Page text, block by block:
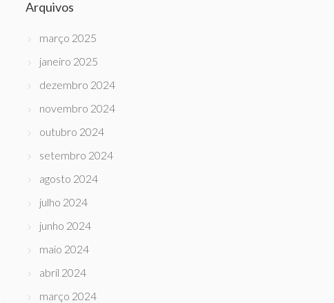
Arquivos
março 2025
janeiro 2025
dezembro 2024
novembro 2024
outubro 2024
setembro 2024
agosto 2024
julho 2024
junho 2024
maio 2024
abril 2024
março 2024